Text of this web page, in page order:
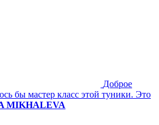
Доброе
бы мастер класс этой туники. Это
MIKHALEVA